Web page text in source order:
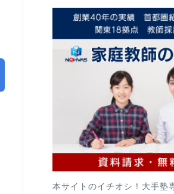
本サイトのイチオシ！大手塾